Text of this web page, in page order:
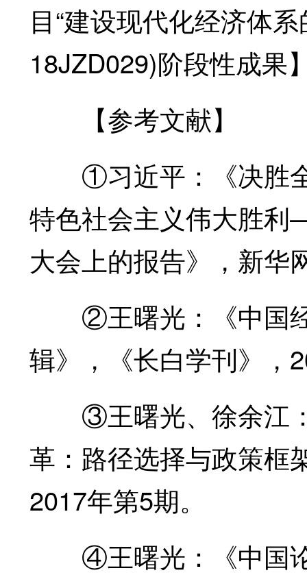
目“建设现代化经济体
18JZD029)阶段性成果
【参考文献】
①习近平：《决胜全
特色社会主义伟大胜
大会上的报告》，新华
②王曙光：《中国经
辑》，《长白学刊》，
③王曙光、徐余江：
革：路径选择与政策框
2017年第5期。
④王曙光：《中国论